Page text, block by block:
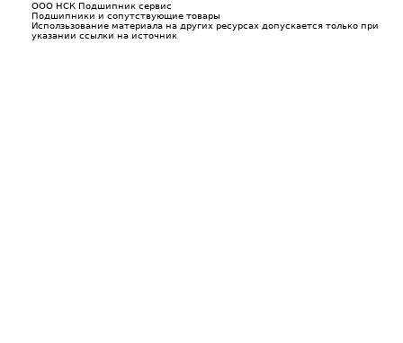
ООО НСК Подшипник сервис
Подшипники и сопутствующие товары
Исползьзование материала на других ресурсах допускается только при
указании ссылки на источник